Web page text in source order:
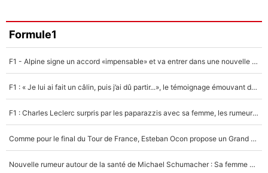
Formule1
F1 - Alpine signe un accord «impensable» et va entrer dans une nouvelle dimension : Grande nouvelle pour Pierre Gasly !
F1 : « Je lui ai fait un câlin, puis j’ai dû partir...», le témoignage émouvant de Max Verstappen sur sa fille
F1 : Charles Leclerc surpris par les paparazzis avec sa femme, les rumeurs étaient vraies !
Comme pour le final du Tour de France, Esteban Ocon propose un Grand Prix de Formule 1 à Paris : «Autour de l’Arc de Triomphe, ce serait génial» !
Nouvelle rumeur autour de la santé de Michael Schumacher : Sa femme Corinna sort du silence